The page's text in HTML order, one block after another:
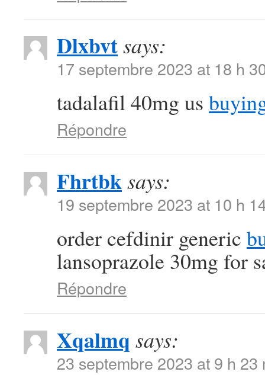
Dlxbvtsays:
17 septembre 2023 at 18 h
tadalafil 40mg us
Répondre
Fhrtbksays:
19 septembre 2023 at 10 h
order cefdinir generic
lansoprazole 30mg for
Répondre
Xqalmq says:
23 septembre 2023 at 9 h 23